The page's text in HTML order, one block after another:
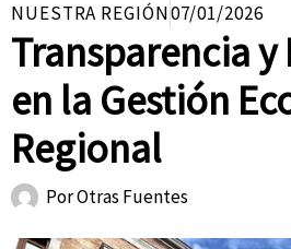
NUESTRA REGIÓN07/01/2026
Transparencia y
en la Gestión
Regional
PorOtras Fuentes